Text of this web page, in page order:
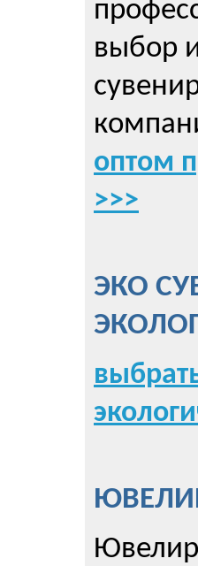
выбор
оптом
>>>
ЭКО